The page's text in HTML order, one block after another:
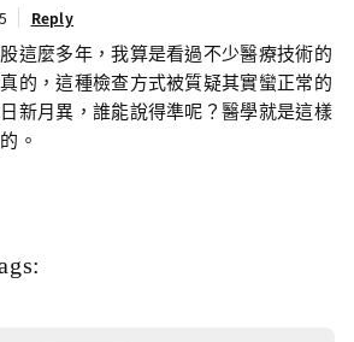
Reply
這麼多年，我算是看過不少醫療技術的
的，這種檢查方式被質疑其實蠻正常的
新月異，誰能說得準呢？醫學就是這樣
。